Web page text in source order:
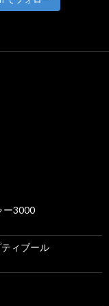
ー3000
ィブール